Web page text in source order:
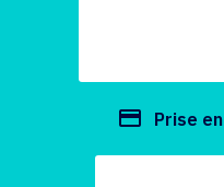
payment Prise